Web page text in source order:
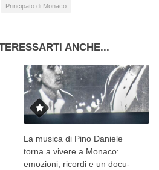
Principato di Monaco
ANCHE...
La musica di Pino Daniele
torna a vivere a Monaco:
emozioni, ricordi e un docu-